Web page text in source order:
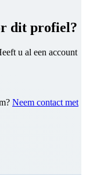
dit profiel?
u al een account
Neem contact met